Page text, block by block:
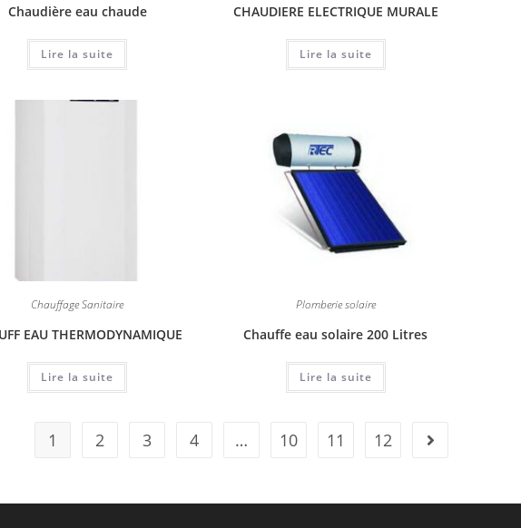
Chaudière eau chaude
Lire la suite
CHAUDIERE ELECTRIQUE MURALE
Lire la suite
Chauffage Sanitaire
EAU THERMODYNAMIQUE
Lire la suite
Plomberie solaire
Chauffe eau solaire 200 Litres
Lire la suite
1 2 3 4 … 10 11 12